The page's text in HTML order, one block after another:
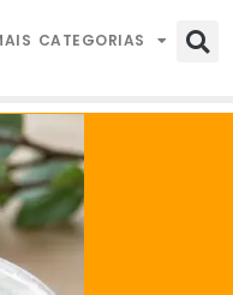
CATEGORIAS